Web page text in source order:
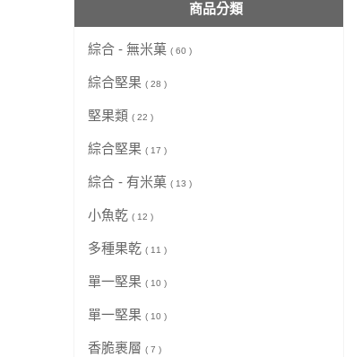
商品分類
綜合 - 無米菓 ( 60 )
綜合堅果 ( 28 )
堅果類 ( 22 )
綜合堅果 ( 17 )
綜合 - 有米菓 ( 13 )
小魚乾 ( 12 )
多種果乾 ( 11 )
單一堅果 ( 10 )
單一堅果 ( 10 )
香脆裹層 ( 7 )